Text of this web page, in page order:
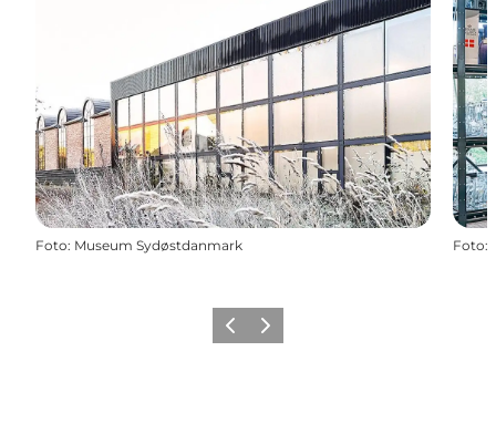
Foto: Museum Sydøstdanmark Foto:
ZurückWeiter